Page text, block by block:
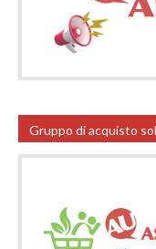
Gruppo di acquisto